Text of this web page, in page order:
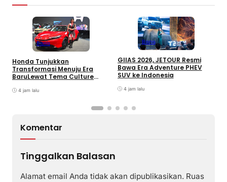
Bisnis
Honda Tunjukkan
Transformasi Menuju Era
BaruLewat Tema Culture
4 jam lalu
Bisnis
GIIAS 2026, JETOUR Resmi
Bawa Era Adventure PHEV
SUV ke Indonesia
4 jam lalu
Komentar
Tinggalkan Balasan
Alamat email Anda tidak akan dipublikasikan. Ruas